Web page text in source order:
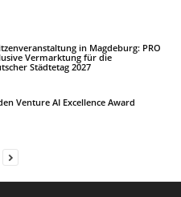
in Magdeburg: PRO
Vermarktung für die
Städtetag 2027
Venture AI Excellence Award